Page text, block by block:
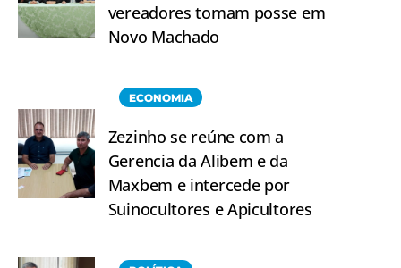
vereadores tomam posse em
Novo Machado
ECONOMIA
Zezinho se reúne com a
Gerencia da Alibem e da
Maxbem e intercede por
Suinocultores e Apicultores